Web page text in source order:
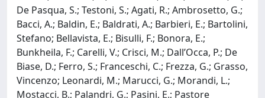
De Pasqua, S.; Testoni, S.; Agati, R.; Ambrosetto, G.;
Bacci, A.; Baldin, E.; Baldrati, A.; Barbieri, E.; Bartolini,
Stefano; Bellavista, E.; Bisulli, F.; Bonora, E.;
Bunkheila, F.; Carelli, V.; Crisci, M.; Dall’Occa, P.; De
Biase, D.; Ferro, S.; Franceschi, C.; Frezza, G.; Grasso,
Vincenzo; Leonardi, M.; Marucci, G.; Morandi, L.;
Mostacci, B.; Palandri, G.; Pasini, E.; Pastore